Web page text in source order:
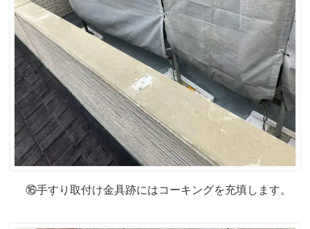
⑯手すり取付け金具跡にはコーキングを充填します。